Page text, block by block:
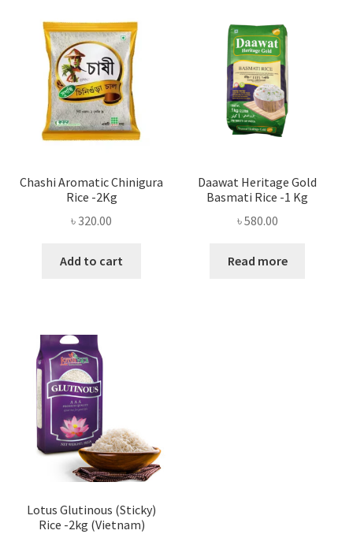
Chashi Aromatic Chinigura
Rice -2Kg
৳320.00
Add to cart
Daawat Heritage Gold
Basmati Rice -1 Kg
৳580.00
Read more
Lotus Glutinous (Sticky)
Rice -2kg (Vietnam)